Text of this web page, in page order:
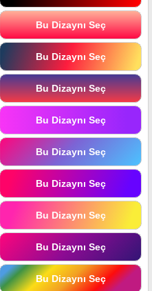
Bu Dizaynı Seç
Bu Dizaynı Seç
Bu Dizaynı Seç
Bu Dizaynı Seç
Bu Dizaynı Seç
Bu Dizaynı Seç
Bu Dizaynı Seç
Bu Dizaynı Seç
Bu Dizaynı Seç